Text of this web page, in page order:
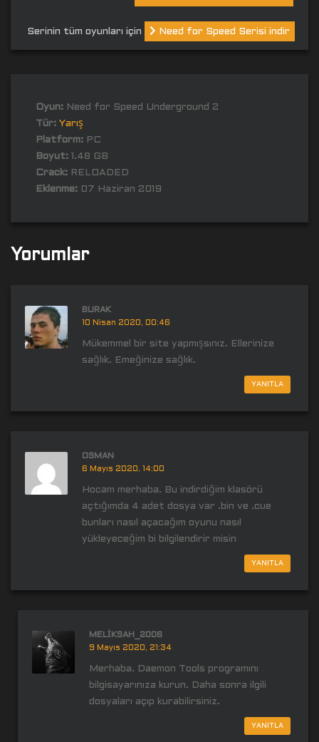
Serinin tüm oyunları için Need for Speed Serisi indir
Oyun: Need for Speed Underground 2
Tür: Yarış
Platform: PC
Boyut: 1.48 GB
Crack: RELOADED
Eklenme: 07 Haziran 2019
Yorumlar
BURAK
10 Nisan 2020, 00:46
Mükemmel bir site yapmışsınız. Ellerinize
sağlık. Emeğinize sağlık.
YANITLA
OSMAN
6 Mayıs 2020, 14:00
Hocam merhaba. Bu indirdiğim klasörü
açtığımda 4 adet dosya var .bin ve .cue
bunları nasıl açacağım oyunu nasıl
yükleyeceğim bi bilgilendirir misin
YANITLA
MELIKSAH_2006
9 Mayıs 2020, 21:34
Merhaba. Daemon Tools programını
bilgisayarınıza kurun. Daha sonra ilgili
dosyaları açıp kurabilirsiniz.
YANITLA